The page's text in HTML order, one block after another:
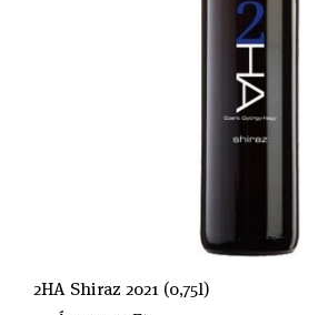
2HA Shiraz 2021 (0,75l)